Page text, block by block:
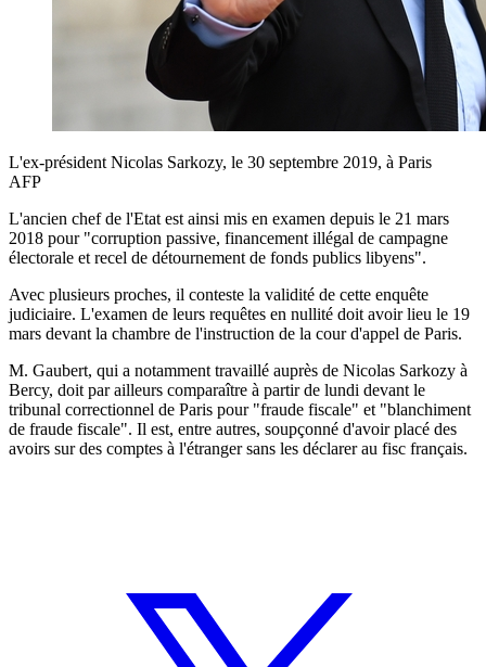
L'ex-président Nicolas Sarkozy, le 30 septembre 2019, à Paris
AFP
L'ancien chef de l'Etat est ainsi mis en examen depuis le 21 mars
2018 pour "corruption passive, financement illégal de campagne
électorale et recel de détournement de fonds publics libyens".
Avec plusieurs proches, il conteste la validité de cette enquête
judiciaire. L'examen de leurs requêtes en nullité doit avoir lieu le 19
mars devant la chambre de l'instruction de la cour d'appel de Paris.
M. Gaubert, qui a notamment travaillé auprès de Nicolas Sarkozy à
Bercy, doit par ailleurs comparaître à partir de lundi devant le
tribunal correctionnel de Paris pour "fraude fiscale" et "blanchiment
de fraude fiscale". Il est, entre autres, soupçonné d'avoir placé des
avoirs sur des comptes à l'étranger sans les déclarer au fisc français.